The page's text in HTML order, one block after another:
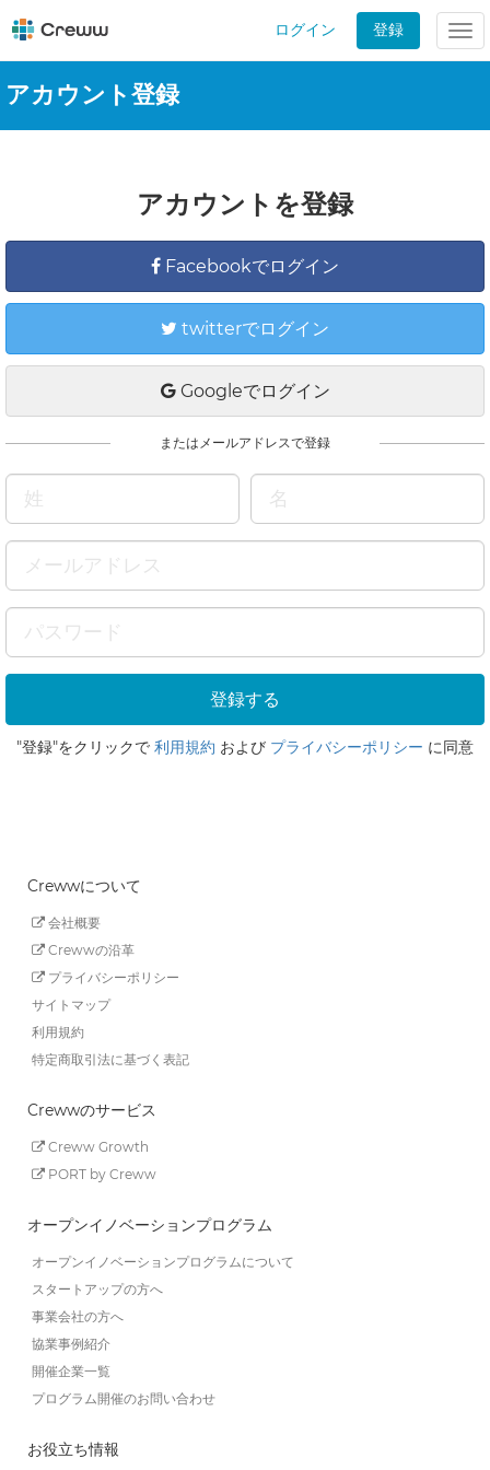
ログイン 登録
アカウント登録
アカウントを登録
Facebookでログイン
twitterでログイン
Googleでログイン
またはメールアドレスで登録
"登録"をクリックで 利用規約 および プライバシーポリシー に同意
Crewwについて
会社概要
Crewwの沿革
プライバシーポリシー
サイトマップ
利用規約
特定商取引法に基づく表記
Crewwのサービス
Creww Growth
PORT by Creww
オープンイノベーションプログラム
オープンイノベーションプログラムについて
スタートアップの方へ
事業会社の方へ
協業事例紹介
開催企業一覧
プログラム開催のお問い合わせ
お役立ち情報